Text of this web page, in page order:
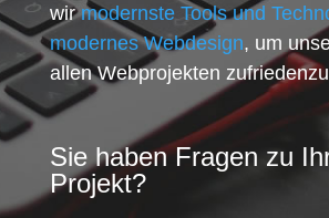
wirmodernste Tools und
modernes Webdesign, um
allen Webprojekten
Sie haben Fragen zu
Projekt?